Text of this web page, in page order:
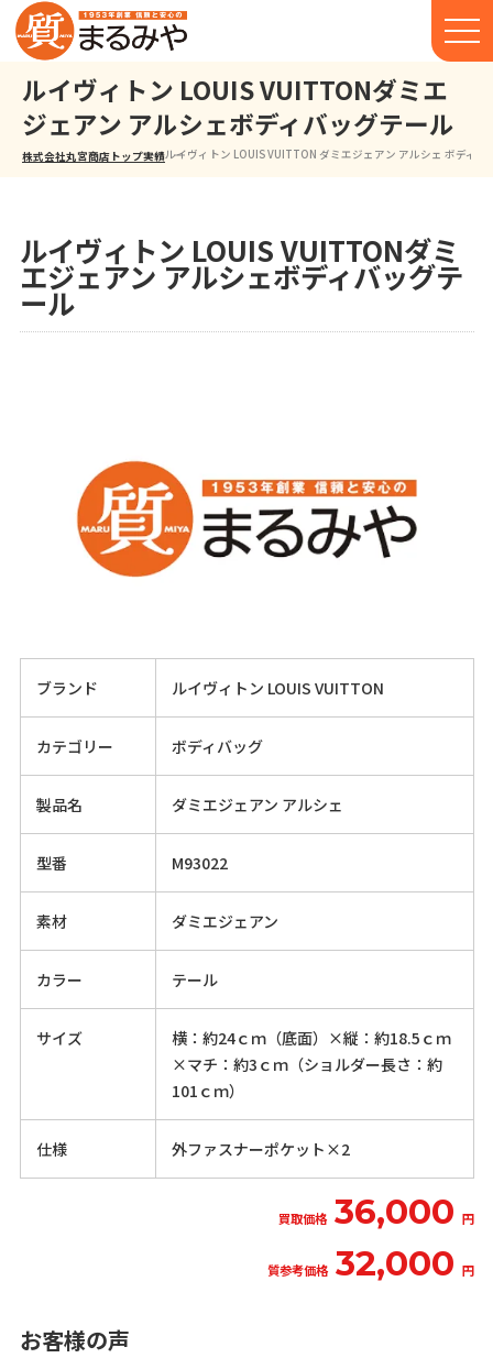
ルイヴィトン LOUIS VUITTONダミエ
ジェアン アルシェボディバッグテール
株式会社丸宮商店トップ⁩実績ルイヴィトン LOUIS VUITTON ダミエジェアン アルシェ ボディバ
ルイヴィトン LOUIS VUITTONダミ
エジェアン アルシェボディバッグテ
ール
ブランド ルイヴィトン LOUIS VUITTON
カテゴリー ボディバッグ
製品名 ダミエジェアン アルシェ
型番 M93022
素材 ダミエジェアン
カラー テール
サイズ
横：約24ｃｍ（底面）×縦：約18.5ｃｍ
×マチ：約3ｃｍ（ショルダー長さ：約
101ｃｍ）
仕様 外ファスナーポケット×2
買取価格 36,000 円
質参考価格 32,000 円
お客様の声